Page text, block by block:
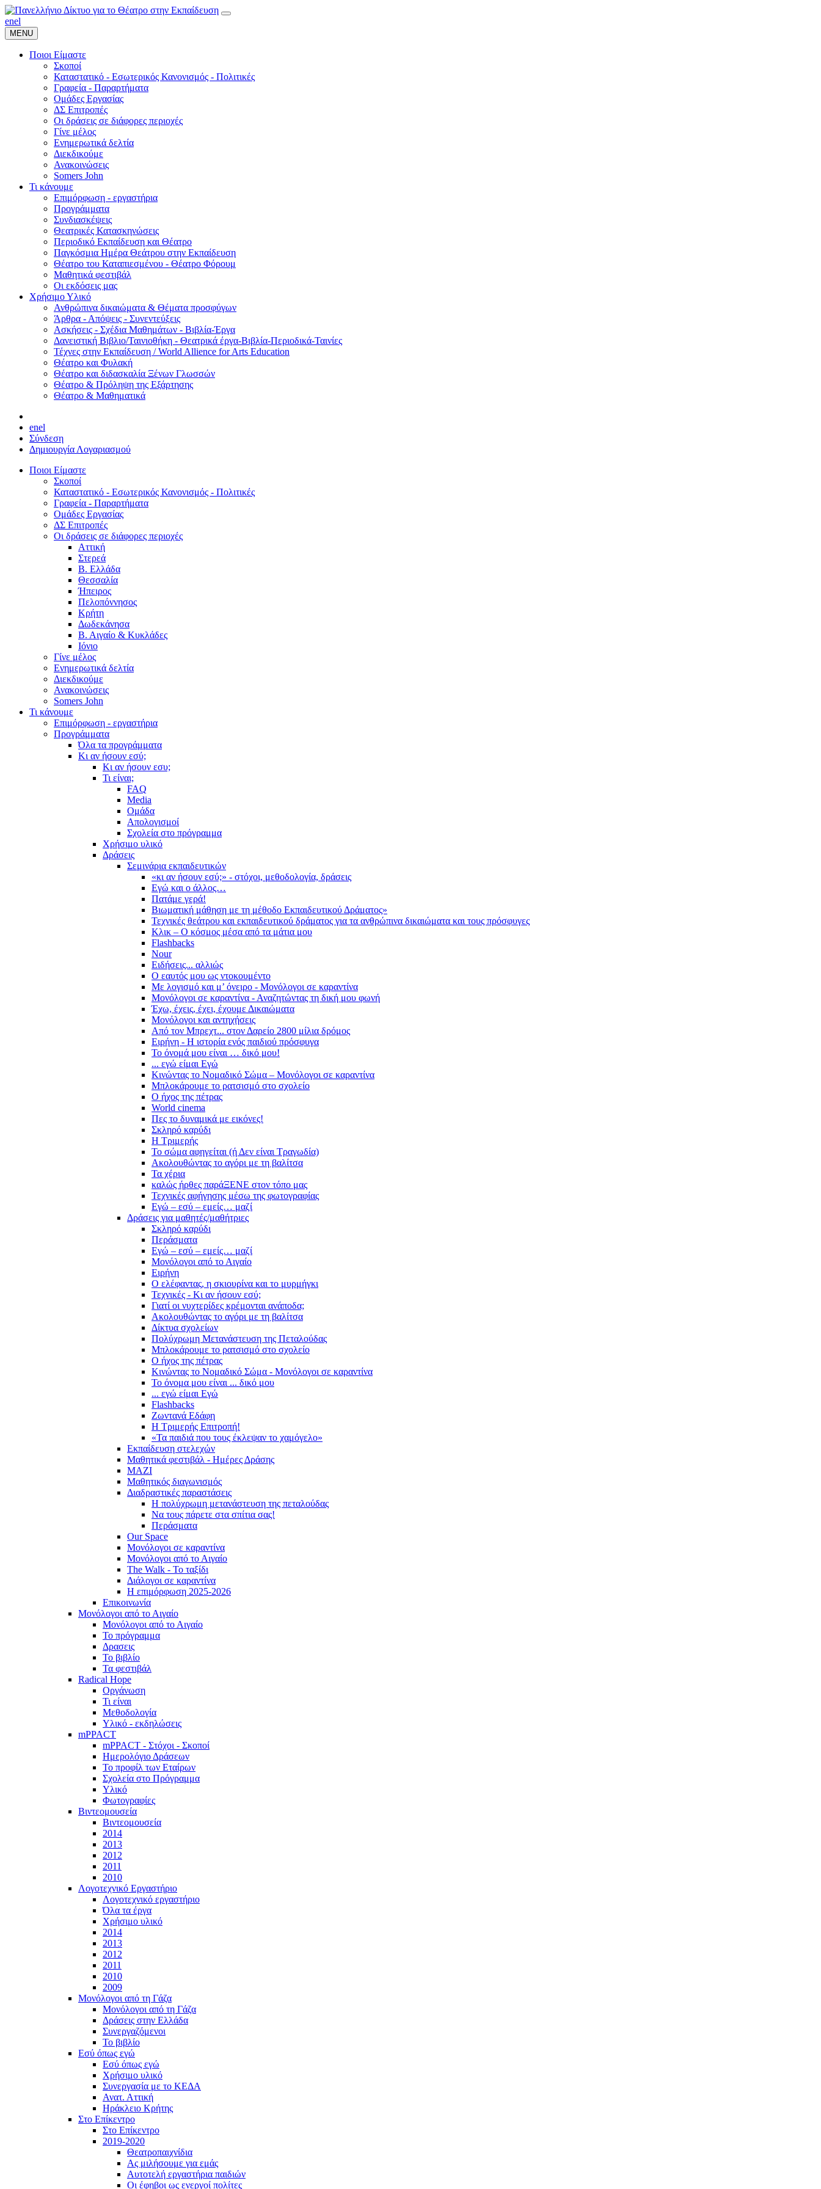
enel
MENU
Ποιοι Είμαστε
Σκοποί
Καταστατικό - Εσωτερικός Κανονισμός - Πολιτικές
Γραφεία - Παραρτήματα
Ομάδες Εργασίας
ΔΣ Επιτροπές
Οι δράσεις σε διάφορες περιοχές
Γίνε μέλος
Ενημερωτικά δελτία
Διεκδικούμε
Ανακοινώσεις
Somers John
Τι κάνουμε
Επιμόρφωση - εργαστήρια
Προγράμματα
Συνδιασκέψεις
Θεατρικές Κατασκηνώσεις
Περιοδικό Εκπαίδευση και Θέατρο
Παγκόσμια Ημέρα Θεάτρου στην Εκπαίδευση
Θέατρο του Καταπιεσμένου - Θέατρο Φόρουμ
Μαθητικά φεστιβάλ
Οι εκδόσεις μας
Χρήσιμο Υλικό
Ανθρώπινα δικαιώματα & Θέματα προσφύγων
Άρθρα - Απόψεις - Συνεντεύξεις
Ασκήσεις - Σχέδια Μαθημάτων - Βιβλία-Έργα
Δανειστική Βιβλιο/Ταινιοθήκη - Θεατρικά έργα-Βιβλία-Περιοδικά-Ταινίες
Τέχνες στην Εκπαίδευση / World Allience for Arts Education
Θέατρο και Φυλακή
Θέατρο και διδασκαλία Ξένων Γλωσσών
Θέατρο & Πρόληψη της Εξάρτησης
Θέατρο & Μαθηματικά
enel
Σύνδεση
Δημιουργία Λογαριασμού
Ποιοι Είμαστε
Σκοποί
Καταστατικό - Εσωτερικός Κανονισμός - Πολιτικές
Γραφεία - Παραρτήματα
Ομάδες Εργασίας
ΔΣ Επιτροπές
Οι δράσεις σε διάφορες περιοχές
Αττική
Στερεά
Β. Ελλάδα
Θεσσαλία
Ήπειρος
Πελοπόννησος
Κρήτη
Δωδεκάνησα
Β. Αιγαίο & Κυκλάδες
Ιόνιο
Γίνε μέλος
Ενημερωτικά δελτία
Διεκδικούμε
Ανακοινώσεις
Somers John
Τι κάνουμε
Επιμόρφωση - εργαστήρια
Προγράμματα
Όλα τα προγράμματα
Κι αν ήσουν εσύ;
Κι αν ήσουν εσυ;
Τι είναι;
FAQ
Media
Ομάδα
Απολογισμοί
Σχολεία στο πρόγραμμα
Χρήσιμο υλικό
Δράσεις
Σεμινάρια εκπαιδευτικών
«κι αν ήσουν εσύ;» - στόχοι, μεθοδολογία, δράσεις
Εγώ και ο άλλος…
Πατάμε γερά!
Βιωματική μάθηση με τη μέθοδο Εκπαιδευτικού Δράματος»
Τεχνικές θεάτρου και εκπαιδευτικού δράματος για τα ανθρώπινα δικαιώματα και τους πρόσφυγες
Κλικ – Ο κόσμος μέσα από τα μάτια μου
Flashbacks
Nour
Ειδήσεις... αλλιώς
Ο εαυτός μου ως ντοκουμέντο
Με λογισμό και μ’ όνειρο - Μονόλογοι σε καραντίνα
Μονόλογοι σε καραντίνα - Αναζητώντας τη δική μου φωνή
Έχω, έχεις, έχει, έχουμε Δικαιώματα
Μονόλογοι και αντηχήσεις
Από τον Μπρεχτ... στον Δαρείο 2800 μίλια δρόμος
Ειρήνη - Η ιστορία ενός παιδιού πρόσφυγα
Το όνομά μου είναι … δικό μου!
... εγώ είμαι Εγώ
Κινώντας το Νομαδικό Σώμα – Μονόλογοι σε καραντίνα
Μπλοκάρουμε το ρατσισμό στο σχολείο
Ο ήχος της πέτρας
World cinema
Πες το δυναμικά με εικόνες!
Σκληρό καρύδι
Η Τριμερής
Το σώμα αφηγείται (ή Δεν είναι Τραγωδία)
Ακολουθώντας το αγόρι με τη βαλίτσα
Τα χέρια
καλώς ήρθες παράΞΕΝΕ στον τόπο μας
Τεχνικές αφήγησης μέσω της φωτογραφίας
Εγώ – εσύ – εμείς… μαζί
Δράσεις για μαθητές/μαθήτριες
Σκληρό καρύδι
Περάσματα
Εγώ – εσύ – εμείς… μαζί
Μονόλογοι από το Αιγαίο
Ειρήνη
Ο ελέφαντας, η σκιουρίνα και το μυρμήγκι
Τεχνικές - Κι αν ήσουν εσύ;
Γιατί οι νυχτερίδες κρέμονται ανάποδα;
Ακολουθώντας το αγόρι με τη βαλίτσα
Δίκτυα σχολείων
Πολύχρωμη Μετανάστευση της Πεταλούδας
Μπλοκάρουμε το ρατσισμό στο σχολείο
Ο ήχος της πέτρας
Κινώντας το Νομαδικό Σώμα - Μονόλογοι σε καραντίνα
Το όνομα μου είναι ... δικό μου
... εγώ είμαι Εγώ
Flashbacks
Ζωντανά Εδάφη
Η Τριμερής Επιτροπή!
«Τα παιδιά που τους έκλεψαν το χαμόγελο»
Εκπαίδευση στελεχών
Μαθητικά φεστιβάλ - Ημέρες Δράσης
ΜΑΖΙ
Μαθητικός διαγωνισμός
Διαδραστικές παραστάσεις
Η πολύχρωμη μετανάστευση της πεταλούδας
Να τους πάρετε στα σπίτια σας!
Περάσματα
Our Space
Μονόλογοι σε καραντίνα
Μονόλογοι από το Αιγαίο
The Walk - Το ταξίδι
Διάλογοι σε καραντίνα
Η επιμόρφωση 2025-2026
Επικοινωνία
Μονόλογοι από το Αιγαίο
Μονόλογοι από το Αιγαίο
Το πρόγραμμα
Δρασεις
Το βιβλίο
Τα φεστιβάλ
Radical Hope
Οργάνωση
Τι είναι
Μεθοδολογία
Υλικό - εκδηλώσεις
mPPACT
mPPACT - Στόχοι - Σκοποί
Ημερολόγιο Δράσεων
Το προφίλ των Εταίρων
Σχολεία στο Πρόγραμμα
Υλικό
Φωτογραφίες
Βιντεομουσεία
Βιντεομουσεία
2014
2013
2012
2011
2010
Λογοτεχνικό Εργαστήριο
Λογοτεχνικό εργαστήριο
Όλα τα έργα
Χρήσιμο υλικό
2014
2013
2012
2011
2010
2009
Μονόλογοι από τη Γάζα
Μονόλογοι από τη Γάζα
Δράσεις στην Ελλάδα
Συνεργαζόμενοι
To βιβλίο
Εσύ όπως εγώ
Εσύ όπως εγώ
Χρήσιμο υλικό
Συνεργασία με το ΚΕΔΑ
Ανατ. Αττική
Ηράκλειο Κρήτης
Στο Επίκεντρο
Στο Επίκεντρο
2019-2020
Θεατροπαιχνίδια
Ας μιλήσουμε για εμάς
Αυτοτελή εργαστήρια παιδιών
Οι έφηβοι ως ενεργοί πολίτες